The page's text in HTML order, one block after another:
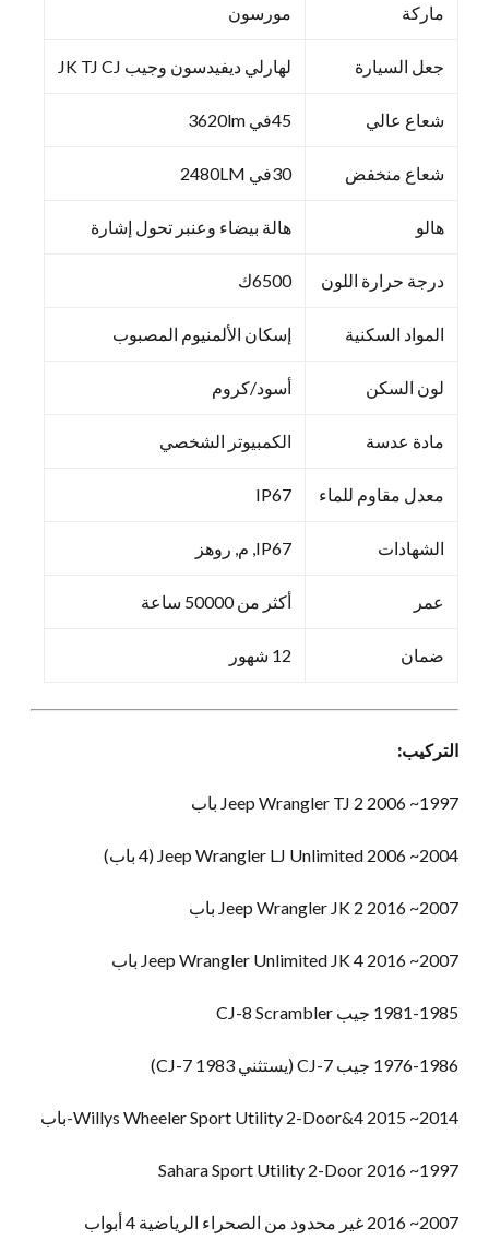
ماركة مورسون
جعل السيارة لهارلي ديفيدسون وجيب JK TJ CJ
شعاع عالي 45في 3620lm
شعاع منخفض 30في 2480LM
هالو هالة بيضاء وعنبر تحول إشارة
درجة حرارة اللون 6500ك
المواد السكنية إسكان الألمنيوم المصبوب
لون السكن أسود/كروم
مادة عدسة الكمبيوتر الشخصي
معدل مقاوم للماء IP67
الشهادات IP67, م, روهز
عمر أكثر من 50000 ساعة
ضمان 12 شهور
التركيب:
1997~ 2006 Jeep Wrangler TJ 2 باب
2004~ 2006 Jeep Wrangler LJ Unlimited (4 باب)
2007~ 2016 Jeep Wrangler JK 2 باب
2007~ 2016 Jeep Wrangler Unlimited JK 4 باب
1981-1985 جيب CJ-8 Scrambler
1976-1986 جيب CJ-7 (يستثني 1983 CJ-7)
2014~ 2015 Willys Wheeler Sport Utility 2-Door&4-باب
1997~ 2016 Sahara Sport Utility 2-Door
2007~ 2016 غير محدود من الصحراء الرياضية 4 أبواب